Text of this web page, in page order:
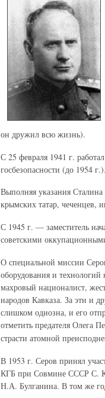
он дружил всю жизнь).
С 25 февраля 1941 г.
госбезопасности (до 1954
Выполняя указания
крымских татар, чеченцев,
С 1945 г. — заместитель
советскими
О специальной миссии
оборудования и
махровый националист,
народов Кавказа. За эти и
слишком одиозна, и его
отметить предателя Олега
страсти атомной
В 1953 г. Серов принял
КГБ при Совмине СССР С.
Н.А. Булганина. В том же